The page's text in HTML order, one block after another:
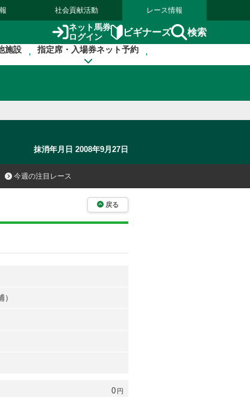
社会貢献活動 レース情報
ネット馬券
ログイン
ビギナーズ 検索
施設 指定席・入場券ネット予約
抹消年月日 2008年9月27日
今週の注目レース
戻る
）
0 円